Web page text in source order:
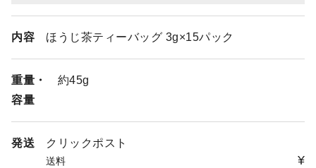
内容 ほうじ茶ティーバッグ 3g×15パック
重量・
容量
約45g
発送 クリックポスト
送料 ¥